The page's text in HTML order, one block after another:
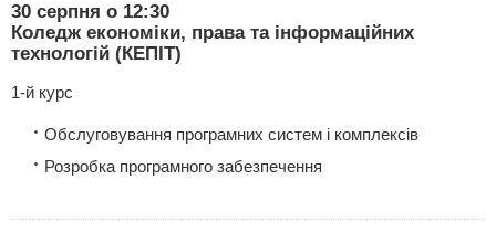
30 серпня о 12:30
Коледж економіки, права та інформаційних
технологій (КЕПІТ)
1-й курс
Обслуговування програмних систем і комплексів
Розробка програмного забезпечення